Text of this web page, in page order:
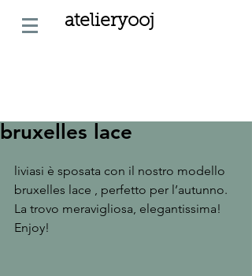
atelieryooj
bruxelles lace
liviasi è sposata con il nostro modello
bruxelles lace , perfetto per l’autunno.
La trovo meravigliosa, elegantissima!
Enjoy!